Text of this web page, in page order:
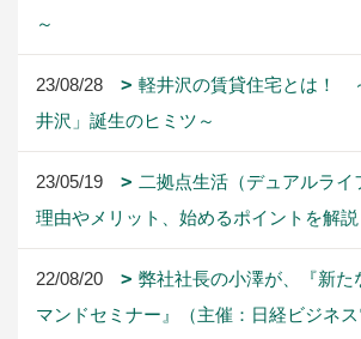
～
23/08/28
軽井沢の賃貸住宅とは！
井沢」誕生のヒミツ～
23/05/19
二拠点生活（デュアルライ
理由やメリット、始めるポイントを解説
22/08/20
弊社社長の小澤が、『新た
マンドセミナー』（主催：日経ビジネス